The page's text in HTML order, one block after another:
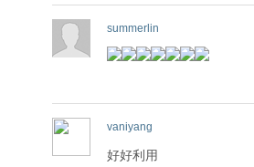
summerlin
vaniyang
好好利用